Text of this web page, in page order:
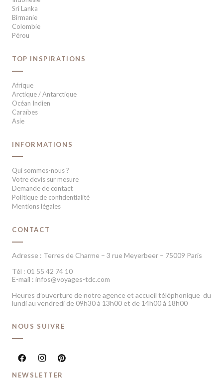
Sri Lanka
Birmanie
Colombie
Pérou
TOP INSPIRATIONS
Afrique
Arctique / Antarctique
Océan Indien
Caraïbes
Asie
INFORMATIONS
Qui sommes-nous ?
Votre devis sur mesure
Demande de contact
Politique de confidentialité
Mentions légales
CONTACT
Adresse : Terres de Charme – 3 rue Meyerbeer – 75009 Paris
Tél : 01 55 42 74 10
E-mail : infos@voyages-tdc.com
Heures d’ouverture de notre agence et accueil téléphonique du
lundi au vendredi de 09h30 à 13h00 et de 14h00 à 18h00
NOUS SUIVRE
NEWSLETTER